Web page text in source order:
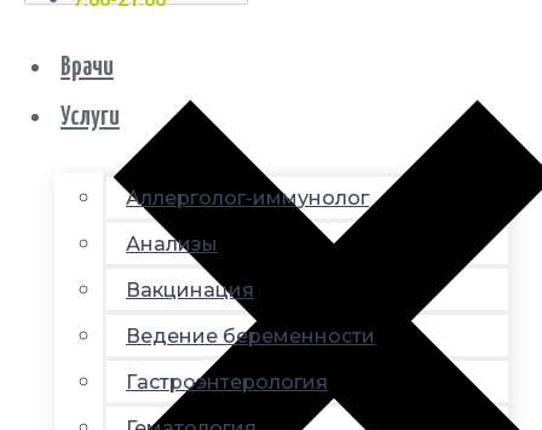
Врачи
Услуги
Аллерголог-иммунолог
Анализы
Вакцинация
Ведение беременности
Гастроэнтерология